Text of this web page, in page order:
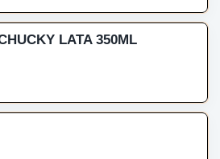
LATA 350ML